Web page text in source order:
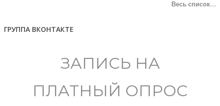
Весь список...
ГРУППА ВКОНТАКТЕ
ЗАПИСЬ НА
ПЛАТНЫЙ ОПРОС